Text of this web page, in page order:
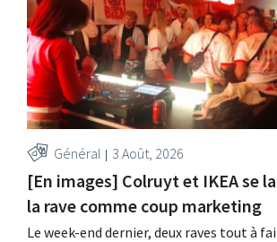
Général 3 Août, 2026
[En images] Colruyt et IKEA se
la rave comme coup marketing
Le week-end dernier, deux raves tout à